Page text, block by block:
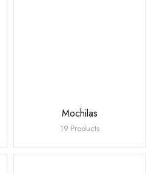
Mochilas
19 Products